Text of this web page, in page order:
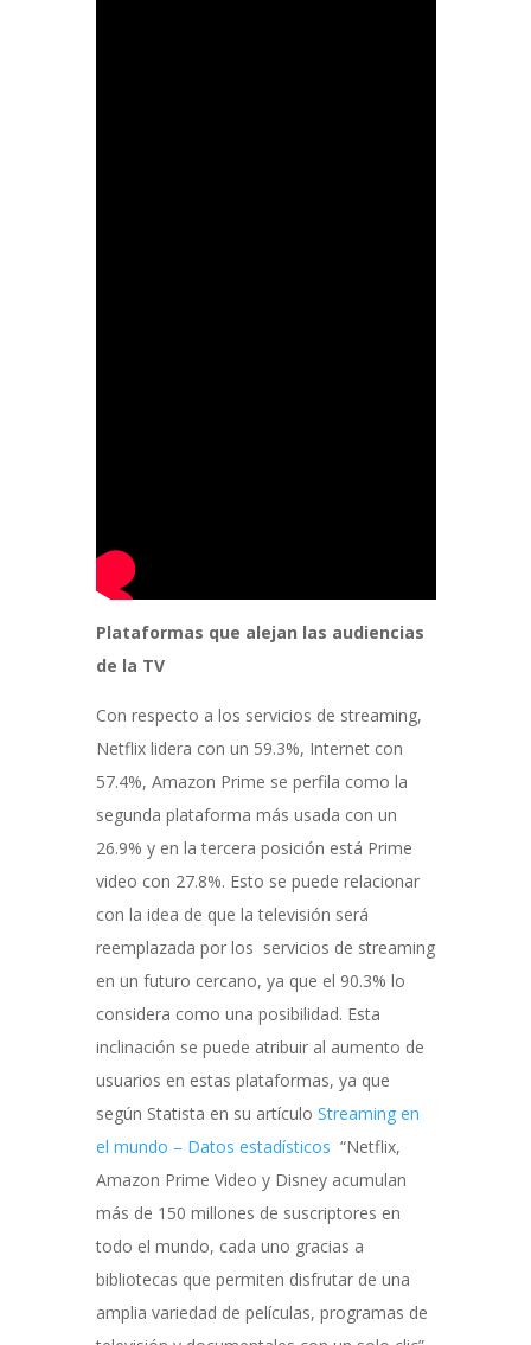
Plataformas que alejan las audiencias
de la TV
Con respecto a los servicios de streaming,
Netflix lidera con un 59.3%, Internet con
57.4%, Amazon Prime se perfila como la
segunda plataforma más usada con un
26.9% y en la tercera posición está Prime
video con 27.8%. Esto se puede relacionar
con la idea de que la televisión será
reemplazada por los servicios de streaming
en un futuro cercano, ya que el 90.3% lo
considera como una posibilidad. Esta
inclinación se puede atribuir al aumento de
usuarios en estas plataformas, ya que
según Statista en su artículo Streaming en
el mundo – Datos estadísticos “Netflix,
Amazon Prime Video y Disney acumulan
más de 150 millones de suscriptores en
todo el mundo, cada uno gracias a
bibliotecas que permiten disfrutar de una
amplia variedad de películas, programas de